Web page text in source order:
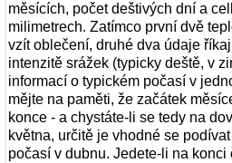
měsících, počet deštivých dní a
milimetrech. Zatímco první dvě
vzít oblečení, druhé dva údaje
intenzitě srážek (typicky deště, v
informací o typickém počasí v
mějte na paměti, že začátek
konce - a chystáte-li se tedy na
května, určitě je vhodné se
počasí v dubnu. Jedete-li na